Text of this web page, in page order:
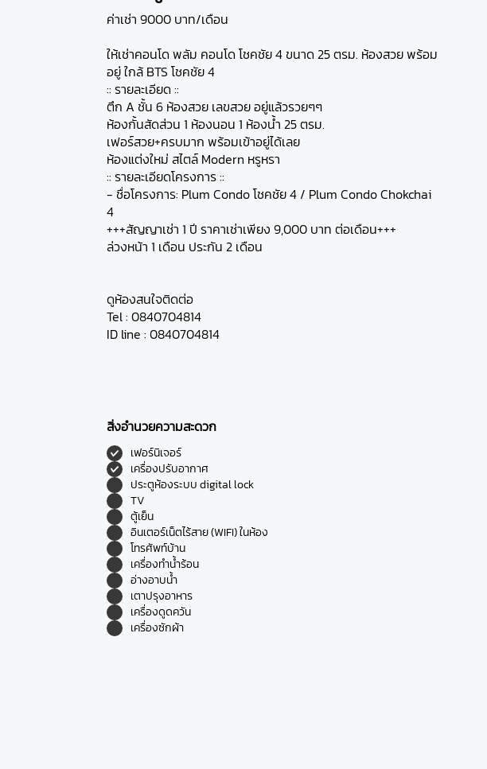
ค่าเช่า 9000 บาท/เดือน
ให้เช่าคอนโด พลัม คอนโด โชคชัย 4 ขนาด 25 ตรม. ห้องสวย พร้อม
อยู่ ใกล้ BTS โชคชัย 4
:: รายละเอียด ::
ตึก A ชั้น 6 ห้องสวย เลขสวย อยู่แล้วรวยๆๆ
ห้องกั้นสัดส่วน 1 ห้องนอน 1 ห้องน้ำ 25 ตรม.
เฟอร์สวย+ครบมาก พร้อมเข้าอยู่ได้เลย
ห้องแต่งใหม่ สไตล์ Modern หรูหรา
:: รายละเอียดโครงการ ::
- ชื่อโครงการ: Plum Condo โชคชัย 4 / Plum Condo Chokchai
4
+++สัญญาเช่า 1 ปี ราคาเช่าเพียง 9,000 บาท ต่อเดือน+++
ล่วงหน้า 1 เดือน ประกัน 2 เดือน
ดูห้องสนใจติดต่อ
Tel : 0840704814
ID line : 0840704814
สิ่งอำนวยความสะดวก
เฟอร์นิเจอร์
เครื่องปรับอากาศ
ประตูห้องระบบ digital lock
TV
ตู้เย็น
อินเตอร์เน็ตไร้สาย (WIFI) ในห้อง
โทรศัพท์บ้าน
เครื่องทำน้ำร้อน
อ่างอาบน้ำ
เตาปรุงอาหาร
เครื่องดูดควัน
เครื่องซักผ้า